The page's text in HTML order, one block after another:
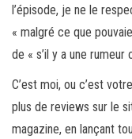
l’épisode, je ne le
« malgré ce que
de « s’il y a une rumeur
C’est moi, ou c’est
plus de reviews sur le
magazine, en lançant